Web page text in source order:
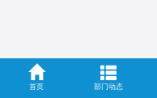
首页 部门动态